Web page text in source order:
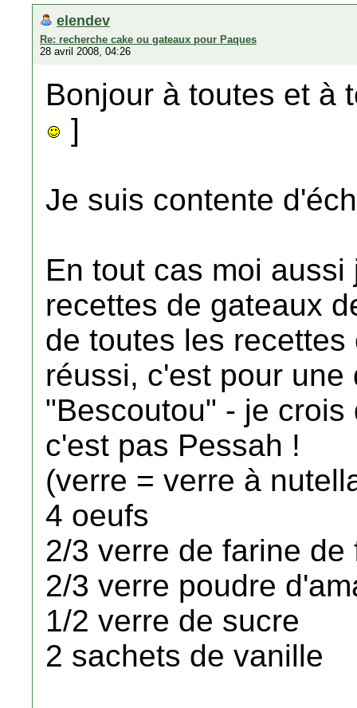
elendev
Re: recherche cake ou gateaux pour Paques
28 avril 2008, 04:26
Bonjour à toutes et à
]
Je suis contente
En tout cas moi
recettes de gateaux
de toutes les
réussi, c'est pour
"Bescoutou" - je
c'est pas Pessah !
(verre = verre à
4 oeufs
2/3 verre de farine de
2/3 verre poudre
1/2 verre de sucre
2 sachets de vanille